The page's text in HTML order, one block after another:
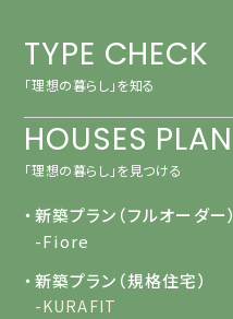
TYPE CHECK
「理想の暮らし」を知る
HOUSES PLAN
「理想の暮らし」を見つける
・新築プラン（フルオーダー）
-Fiore
・新築プラン（規格住宅）
-KURAFIT